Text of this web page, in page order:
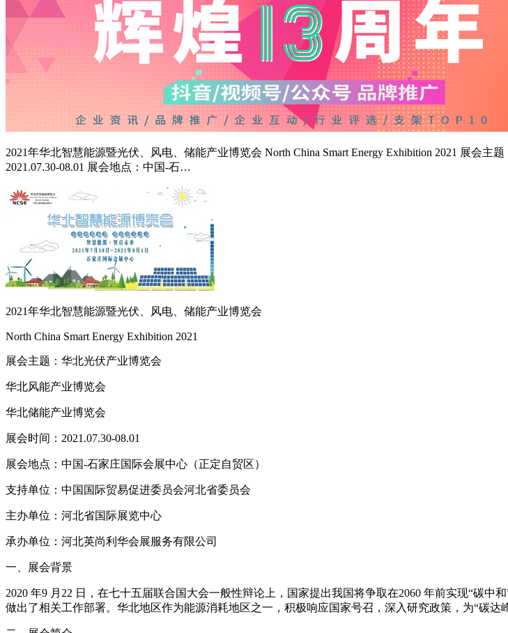
2021年华北智慧能源暨光伏、风电、储能产业博览会 North China Smart Energy Exhibition 2021 展会
2021.07.30-08.01 展会地点：中国-石…
2021年华北智慧能源暨光伏、风电、储能产业博览会
North China Smart Energy Exhibition 2021
展会主题：华北光伏产业博览会
华北风能产业博览会
华北储能产业博览会
展会时间：2021.07.30-08.01
展会地点：中国-石家庄国际会展中心（正定自贸区）
支持单位：中国国际贸易促进委员会河北省委员会
主办单位：河北省国际展览中心
承办单位：河北英尚利华会展服务有限公司
一、展会背景
2020 年9 月22 日，在七十五届联合国大会一般性辩论上，国家提出我国将争取在2060 年前实现“碳
做出了相关工作部署。华北地区作为能源消耗地区之一，积极响应国家号召，深入研究政策，为“碳达